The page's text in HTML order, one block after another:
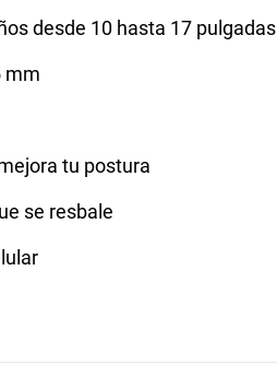
desde 10 hasta 17 pulgadas
mm
tu postura
se resbale